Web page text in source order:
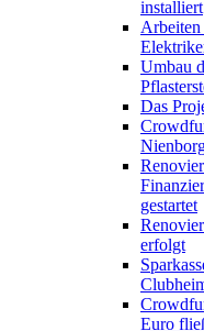
installiert
Umbau
Das
gestartet
erfolgt
Euro